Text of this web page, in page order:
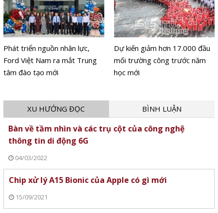
Phát triển nguồn nhân lực,
Ford Việt Nam ra mắt Trung
tâm đào tạo mới
Dự kiến giảm hơn 17.000 đầu
mối trường công trước năm
học mới
XU HƯỚNG ĐỌC BÌNH LUẬN
Bàn về tầm nhìn và các trụ cột của công nghệ
thông tin di động 6G
04/03/2022
Chip xử lý A15 Bionic của Apple có gì mới
15/09/2021